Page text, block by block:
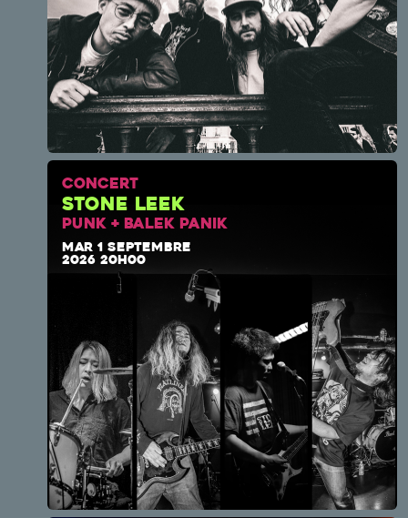
CONCERT
Stone Leek
PUNK + BALEK PANIK
MAR 1 SEPTEMBRE
2026 20H00